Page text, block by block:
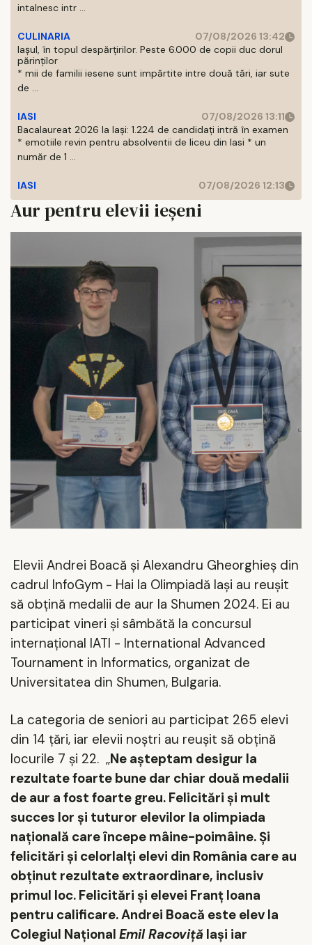
intalnesc intr ...
CULINARIA
07/08/2026 13:42
Iașul, în topul despărțirilor. Peste 6.000 de copii duc dorul
părinților
* mii de familii iesene sunt impărtite intre două tări, iar sute
de ...
IASI
07/08/2026 13:11
Bacalaureat 2026 la Iași: 1.224 de candidați intră în examen
* emotiile revin pentru absolventii de liceu din Iasi * un
număr de 1 ...
IASI 07/08/2026 12:13
Aur pentru elevii ieșeni
Elevii Andrei Boacă și Alexandru Gheorghieș din
cadrul InfoGym - Hai la Olimpiadă Iaşi au reușit
să obțină medalii de aur la Shumen 2024. Ei au
participat vineri și sâmbătă la concursul
internațional IATI - International Advanced
Tournament in Informatics, organizat de
Universitatea din Shumen, Bulgaria.
La categoria de seniori au participat 265 elevi
din 14 țări, iar elevii noștri au reușit să obțină
locurile 7 și 22. „Ne așteptam desigur la
rezultate foarte bune dar chiar două medalii
de aur a fost foarte greu. Felicitări și mult
succes lor și tuturor elevilor la olimpiada
națională care începe mâine-poimâine. Și
felicitări și celorlalți elevi din România care au
obținut rezultate extraordinare, inclusiv
primul loc. Felicitări și elevei Franț Ioana
pentru calificare. Andrei Boacă este elev la
Colegiul Naţional Emil Racoviţă Iaşi iar